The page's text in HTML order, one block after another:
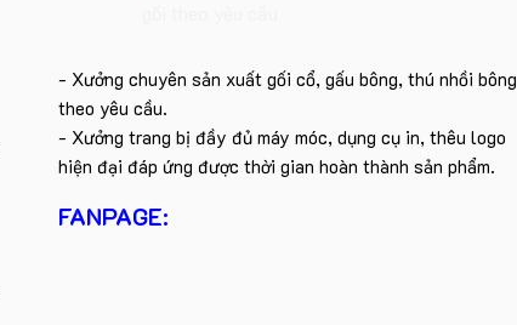
- Xưởng chuyên sản xuất gối cổ, gấu bông, thú nhồi bông
theo yêu cầu.
- Xưởng trang bị đầy đủ máy móc, dụng cụ in, thêu logo
hiện đại đáp ứng được thời gian hoàn thành sản phẩm.
FANPAGE: